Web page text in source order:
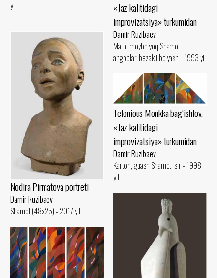
«Jaz kalitidagi
improvizatsiya» turkumidan
Damir Ruzibaev
Mato, moybo‘yoq Shamot,
angoblar, bezakli bo‘yash - 1993 yil
yil
Nodira Pirmatova portreti
Damir Ruzibaev
Shamot (48x25) - 2017 yil
Telonious Monkka bag‘ishlov.
«Jaz kalitidagi
improvizatsiya» turkumidan
Damir Ruzibaev
Karton, guash Shamot, sir - 1998
yil